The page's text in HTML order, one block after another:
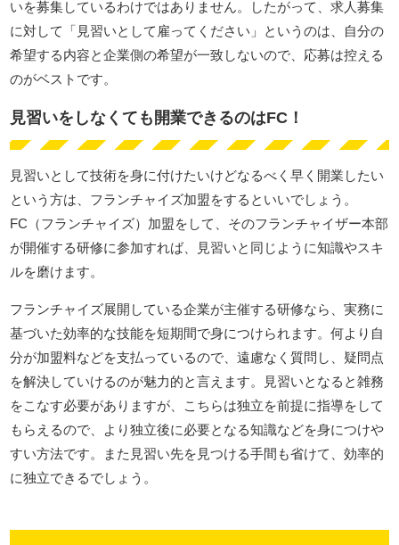
いを募集しているわけではありません。したがって、求人募集
に対して「見習いとして雇ってください」というのは、自分の
希望する内容と企業側の希望が一致しないので、応募は控える
のがベストです。
見習いをしなくても開業できるのはFC！
見習いとして技術を身に付けたいけどなるべく早く開業したい
という方は、フランチャイズ加盟をするといいでしょう。
FC（フランチャイズ）加盟をして、そのフランチャイザー本部
が開催する研修に参加すれば、見習いと同じように知識やスキ
ルを磨けます。
フランチャイズ展開している企業が主催する研修なら、実務に
基づいた効率的な技能を短期間で身につけられます。何より自
分が加盟料などを支払っているので、遠慮なく質問し、疑問点
を解決していけるのが魅力的と言えます。見習いとなると雑務
をこなす必要がありますが、こちらは独立を前提に指導をして
もらえるので、より独立後に必要となる知識などを身につけや
すい方法です。また見習い先を見つける手間も省けて、効率的
に独立できるでしょう。